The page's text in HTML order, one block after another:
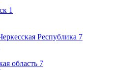
1
Республика 7
область 7